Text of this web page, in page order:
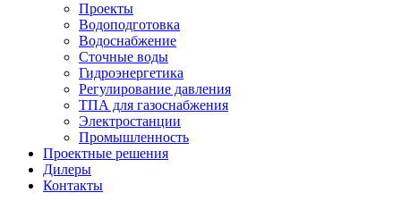
Проекты
Водоподготовка
Водоснабжение
Сточные воды
Гидроэнергетика
Регулирование давления
ТПА для газоснабжения
Электростанции
Промышленность
Проектные решения
Дилеры
Контакты